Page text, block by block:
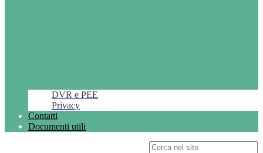
DVR e PEE
Privacy
Contatti
Documenti utili